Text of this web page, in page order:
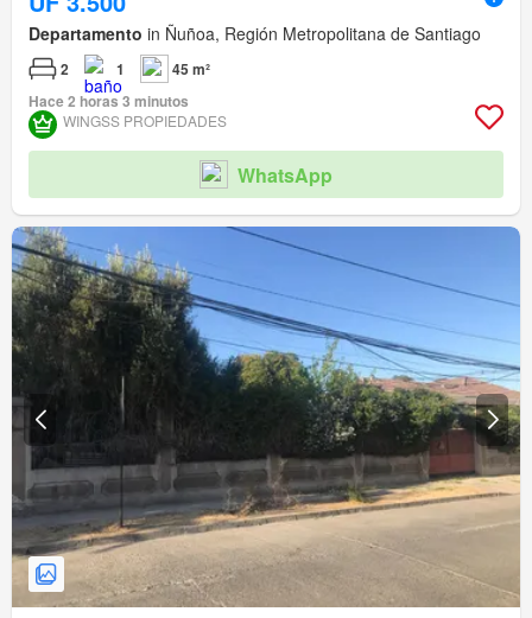
Departamento in Ñuñoa, Región Metropolitana de Santiago
2 1
45 m²
Hace 2 horas 3 minutos
WINGSS PROPIEDADES
WhatsApp